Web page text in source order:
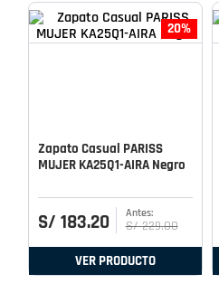
20%
Zapato Casual PARISS
MUJER KA25Q1-AIRA Negro
S/ 183.20 S/ 229.00
VER PRODUCTO